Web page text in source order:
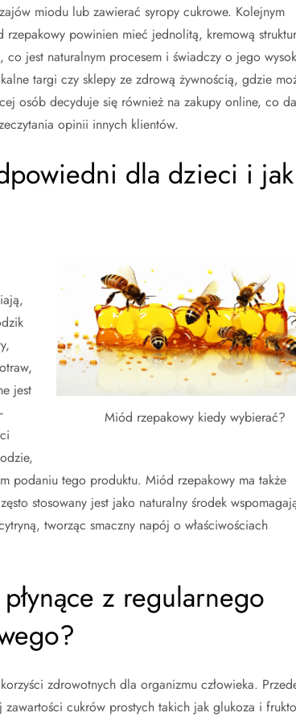
miodu lub zawierać syropy cukrowe. Kolejnym
powinien mieć jednolitą, kremową
co jest naturalnym procesem i świadczy o jego
targi czy sklepy ze zdrową żywnością, gdzie
osób decyduje się również na zakupy online, co
opinii innych klientów.
dla dzieci i
Miód rzepakowy kiedy wybierać?
jest
podaniu tego produktu. Miód rzepakowy ma także
stosowany jest jako naturalny środek
tworząc smaczny napój o właściwościach
z regularnego
zdrowotnych dla organizmu człowieka.
cukrów prostych takich jak glukoza i